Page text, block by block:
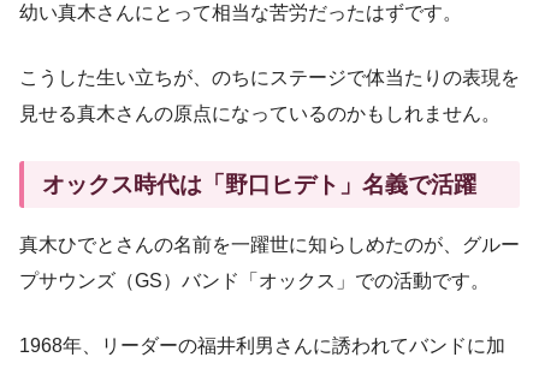
幼い真木さんにとって相当な苦労だったはずです。
こうした生い立ちが、のちにステージで体当たりの表現を
見せる真木さんの原点になっているのかもしれません。
オックス時代は「野口ヒデト」名義で活躍
真木ひでとさんの名前を一躍世に知らしめたのが、グルー
プサウンズ（GS）バンド「オックス」での活動です。
1968年、リーダーの福井利男さんに誘われてバンドに加